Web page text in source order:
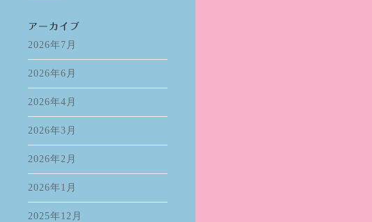
アーカイブ
2026年7月
2026年6月
2026年4月
2026年3月
2026年2月
2026年1月
2025年12月